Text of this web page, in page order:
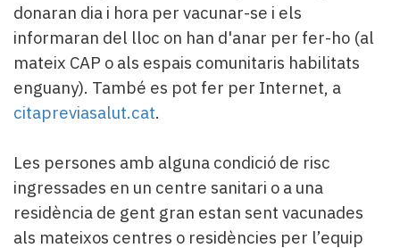
donaran dia i hora per vacunar-se i els
informaran del lloc on han d'anar per fer-ho (al
mateix CAP o als espais comunitaris habilitats
enguany). També es pot fer per Internet, a
citapreviasalut.cat.
Les persones amb alguna condició de risc
ingressades en un centre sanitari o a una
residència de gent gran estan sent vacunades
als mateixos centres o residències per l’equip